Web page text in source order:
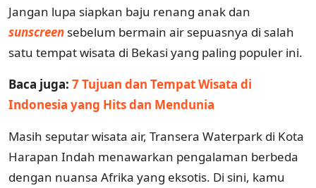
Jangan lupa siapkan baju renang anak dan
sunscreen sebelum bermain air sepuasnya di salah
satu tempat wisata di Bekasi yang paling populer ini.
Baca juga: 7 Tujuan dan Tempat Wisata di
Indonesia yang Hits dan Mendunia
Masih seputar wisata air, Transera Waterpark di Kota
Harapan Indah menawarkan pengalaman berbeda
dengan nuansa Afrika yang eksotis. Di sini, kamu